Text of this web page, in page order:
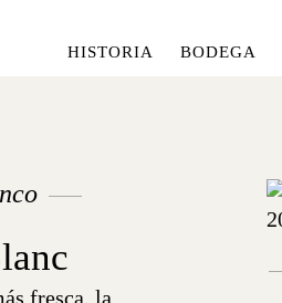
HISTORIA BODEGA
fresca, la